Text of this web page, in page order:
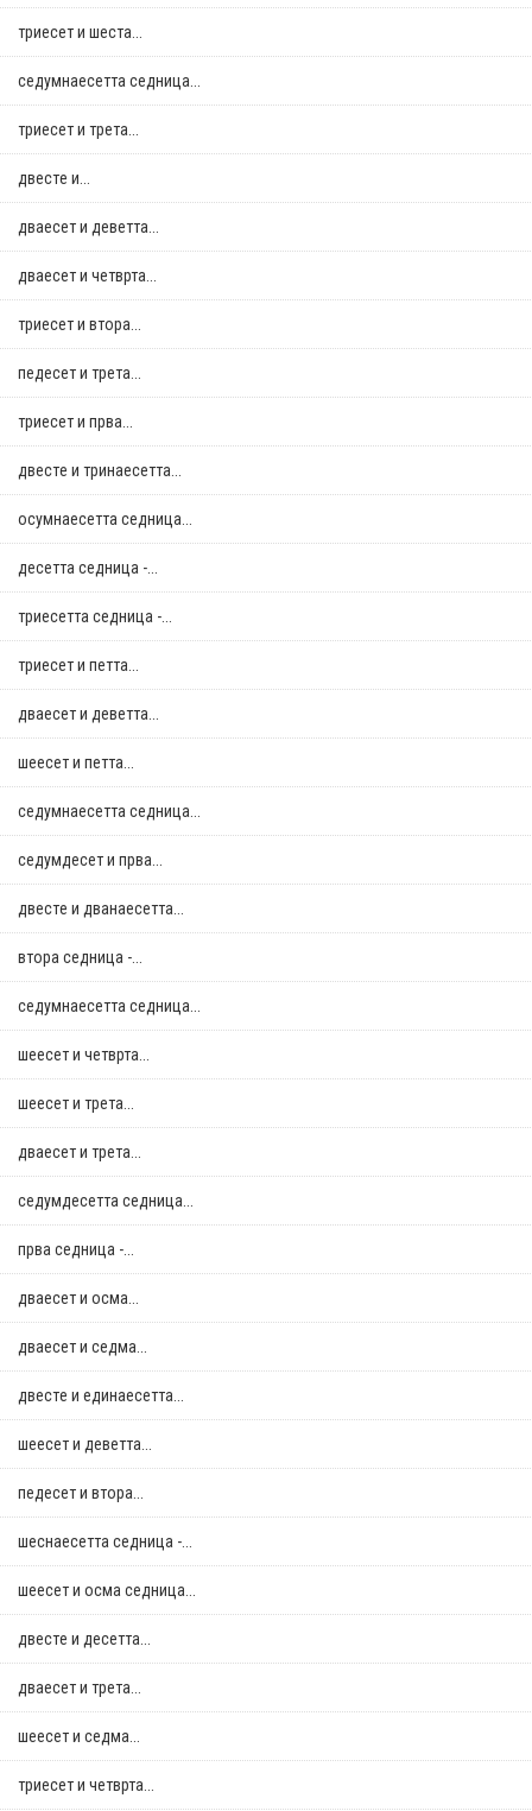
триесет и шеста...
седумнаесетта седница...
триесет и трета...
двестe и...
дваесет и деветта...
дваесет и четврта...
триесет и втора...
педесет и трета...
триесет и прва...
двестe и тринаесетта...
осумнaесетта седница...
десетта седница -...
триесетта седница -...
триесет и петта...
дваесет и деветта...
шеесет и петта...
седумнаесетта седница...
седумдесет и прва...
двестe и дванаесетта...
втора седница -...
седумнаесетта седница...
шеесет и четврта...
шеесет и трета...
дваесет и трета...
седумдесетта седница...
прва седница -...
дваесет и осма...
дваесет и седма...
двестe и единаесетта...
шеесет и деветта...
педесет и втора...
шеснаесетта седница -...
шеесет и осма седница...
двестe и десетта...
дваесет и трета...
шеесет и седма...
триесет и четврта...